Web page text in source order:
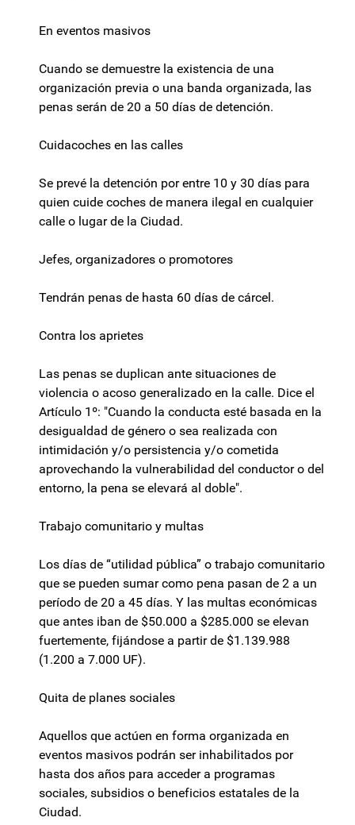
En eventos masivos
Cuando se demuestre la existencia de una
organización previa o una banda organizada, las
penas serán de 20 a 50 días de detención.
Cuidacoches en las calles
Se prevé la detención por entre 10 y 30 días para
quien cuide coches de manera ilegal en cualquier
calle o lugar de la Ciudad.
Jefes, organizadores o promotores
Tendrán penas de hasta 60 días de cárcel.
Contra los aprietes
Las penas se duplican ante situaciones de
violencia o acoso generalizado en la calle. Dice el
Artículo 1º: "Cuando la conducta esté basada en la
desigualdad de género o sea realizada con
intimidación y/o persistencia y/o cometida
aprovechando la vulnerabilidad del conductor o del
entorno, la pena se elevará al doble".
Trabajo comunitario y multas
Los días de “utilidad pública” o trabajo comunitario
que se pueden sumar como pena pasan de 2 a un
período de 20 a 45 días. Y las multas económicas
que antes iban de $50.000 a $285.000 se elevan
fuertemente, fijándose a partir de $1.139.988
(1.200 a 7.000 UF).
Quita de planes sociales
Aquellos que actúen en forma organizada en
eventos masivos podrán ser inhabilitados por
hasta dos años para acceder a programas
sociales, subsidios o beneficios estatales de la
Ciudad.